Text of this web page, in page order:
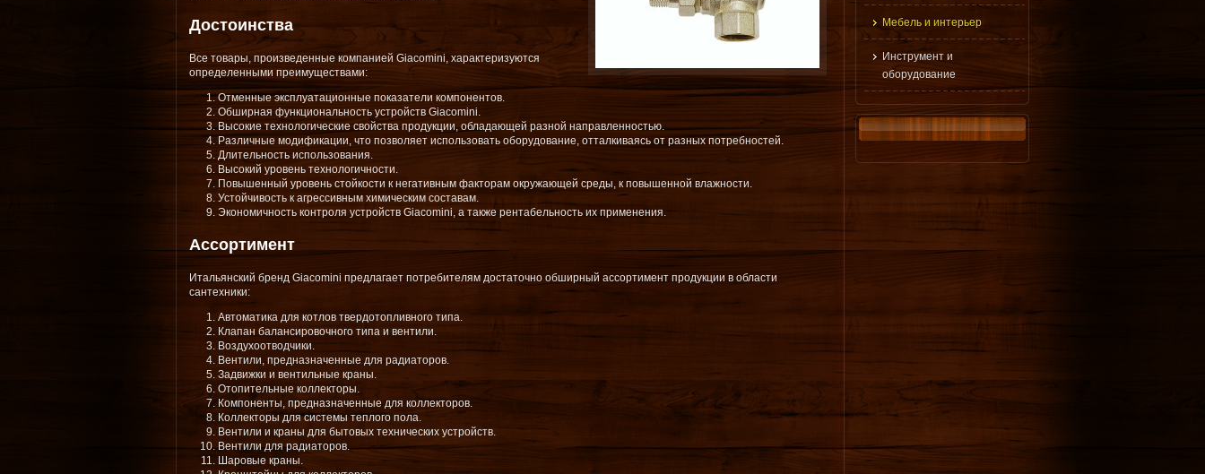
Достоинства
Все товары, произведенные компанией Giacomini, характеризуются
определенными преимуществами:
Отменные эксплуатационные показатели компонентов.
Обширная функциональность устройств Giacomini.
Высокие технологические свойства продукции, обладающей разной направленностью.
Различные модификации, что позволяет использовать оборудование, отталкиваясь от разных потребностей.
Длительность использования.
Высокий уровень технологичности.
Повышенный уровень стойкости к негативным факторам окружающей среды, к повышенной влажности.
Устойчивость к агрессивным химическим составам.
Экономичность контроля устройств Giacomini, а также рентабельность их применения.
Ассортимент
Итальянский бренд Giacomini предлагает потребителям достаточно обширный ассортимент продукции в области
сантехники:
Автоматика для котлов твердотопливного типа.
Клапан балансировочного типа и вентили.
Воздухоотводчики.
Вентили, предназначенные для радиаторов.
Задвижки и вентильные краны.
Отопительные коллекторы.
Компоненты, предназначенные для коллекторов.
Коллекторы для системы теплого пола.
Вентили и краны для бытовых технических устройств.
Вентили для радиаторов.
Шаровые краны.
Мебель и интерьер
Инструмент и
оборудование